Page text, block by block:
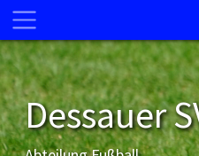
Dessauer